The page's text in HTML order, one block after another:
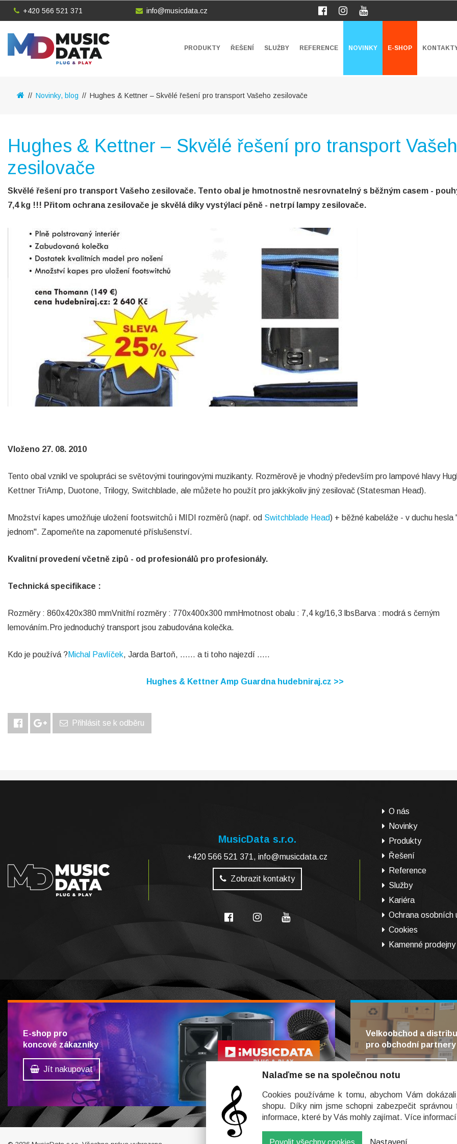
+420 566 521 371 info@musicdata.cz
PRODUKTY ŘEŠENÍ SLUŽBY REFERENCE NOVINKY E-SHOP
Novinky, blog Hughes & Kettner – Skvělé řešení pro transport Vašeho zesilovače
Hughes & Kettner – Skvělé řešení pro transport
zesilovače
Skvělé řešení pro transport Vašeho zesilovače. Tento obal je hmotnostně nesrovnatelný s běžným casem -
7,4 kg !!! Přitom ochrana zesilovače je skvělá díky vystýlací pěně - netrpí lampy zesilovače.
Vloženo 27. 08. 2010
Tento obal vznikl ve spolupráci se světovými touringovými muzikanty. Rozměrově je vhodný především pro lampové hlavy
Kettner TriAmp, Duotone, Trilogy, Switchblade, ale můžete ho použít pro jakkýkoliv jiný zesilovač (Statesman Head).
Množství kapes umožňuje uložení footswitchů i MIDI rozměrů (např. od Switchblade Head) + běžné kabeláže - v duchu hesla
jednom". Zapomeňte na zapomenuté příslušenství.
Kvalitní provedení včetně zipů - od profesionálů pro profesionály.
Technická specifikace :
Rozměry : 860x420x380 mmVnitřní rozměry : 770x400x300 mmHmotnost obalu : 7,4 kg/16,3 lbsBarva : modrá s černým
lemováním.Pro jednoduchý transport jsou zabudována kolečka.
Kdo je používá ? Michal Pavlíček, Jarda Bartoň, ...... a ti toho najezdí .....
Hughes & Kettner Amp Guardna hudebniraj.cz >>
Přihlásit se k odběru
MusicData s.r.o.
+420 566 521 371, info@musicdata.cz
Zobrazit kontakty
O nás
Novinky
Produkty
Řešení
Reference
Služby
Kariéra
Ochrana osobních
Cookies
Kamenné prodejny
E-shop pro
koncové zákazníky
Jít nakupovat
Velkoobchod a
pro obchodní partnery
Nalaďme se na společnou notu
Cookies používáme k tomu, abychom Vám
shopu. Díky nim jsme schopni zabezpečit
informace, které by Vás mohly zajímat. Více
Povolit všechny cookies Nastavení